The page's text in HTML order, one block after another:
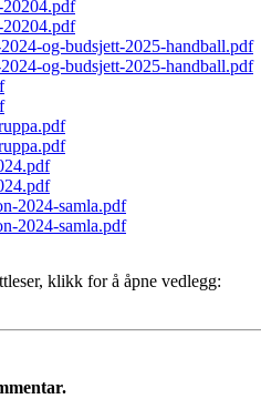
20204.pdf
20204.pdf
og-budsjett-2025-handball.pdf
og-budsjett-2025-handball.pdf
2024-samla.pdf
2024-samla.pdf
klikk for å åpne vedlegg: